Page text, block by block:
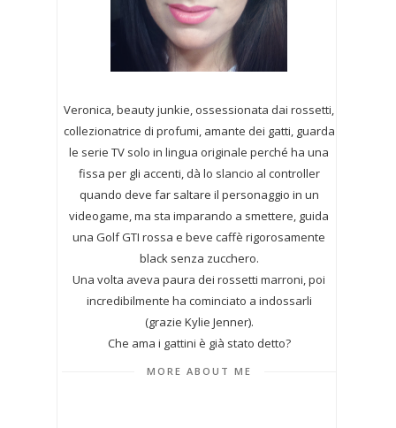
Veronica, beauty junkie, ossessionata dai rossetti,
collezionatrice di profumi, amante dei gatti, guarda
le serie TV solo in lingua originale perché ha una
fissa per gli accenti, dà lo slancio al controller
quando deve far saltare il personaggio in un
videogame, ma sta imparando a smettere, guida
una Golf GTI rossa e beve caffè rigorosamente
black senza zucchero.
Una volta aveva paura dei rossetti marroni, poi
incredibilmente ha cominciato a indossarli
(grazie Kylie Jenner).
Che ama i gattini è già stato detto?
MORE ABOUT ME